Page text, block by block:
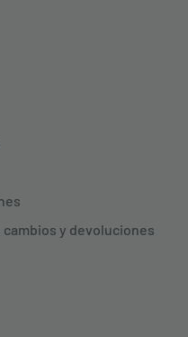
y devoluciones